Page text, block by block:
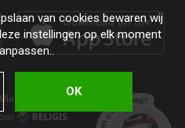
rechten voorbehouden.
.
van cookies bewaren wij
instellingen op elk moment
OK